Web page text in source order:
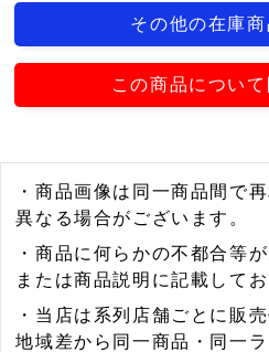
その他の在庫
この商品につい
・商品画像は同一商品間で
異なる場合がございます。
・商品に何らかの不都合等
または商品説明に記載してお
・当店は系列店舗ごとに販
地域差から同一商品・同一